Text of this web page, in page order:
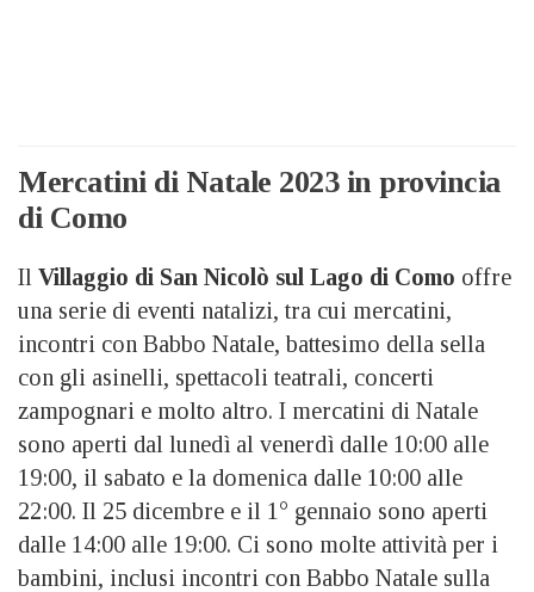
Mercatini di Natale 2023 in provincia
di Como
Il Villaggio di San Nicolò sul Lago di Como offre
una serie di eventi natalizi, tra cui mercatini,
incontri con Babbo Natale, battesimo della sella
con gli asinelli, spettacoli teatrali, concerti
zampognari e molto altro. I mercatini di Natale
sono aperti dal lunedì al venerdì dalle 10:00 alle
19:00, il sabato e la domenica dalle 10:00 alle
22:00. Il 25 dicembre e il 1° gennaio sono aperti
dalle 14:00 alle 19:00. Ci sono molte attività per i
bambini, inclusi incontri con Babbo Natale sulla